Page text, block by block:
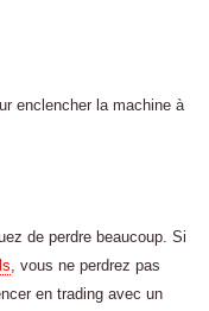
enclencher la machine à
de perdre beaucoup. Si
, vous ne perdrez pas
en trading avec un